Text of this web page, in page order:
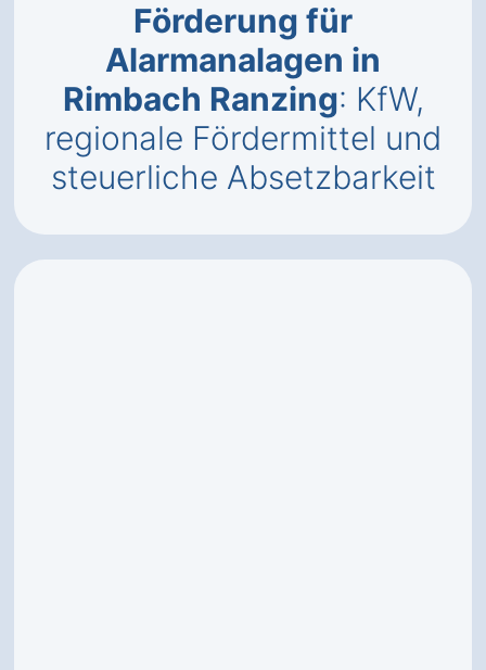
Förderung für
Alarmanalagen in
Rimbach Ranzing: KfW,
regionale Fördermittel und
steuerliche Absetzbarkeit